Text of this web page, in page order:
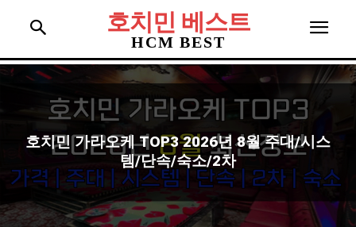
호치민 베스트
HCM BEST
호치민 가라오케 TOP3 2026년 8월 주대/시스
템/단속/숙소/2차